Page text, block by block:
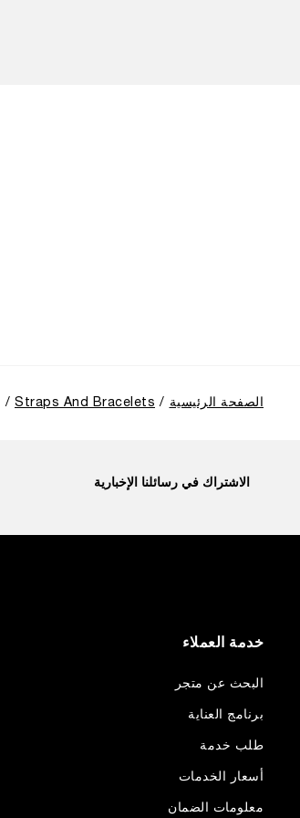
الصفحة الرئيسية Straps And Bracelets
الاشتراك في رسائلنا الإخبارية
خدمة العملاء
البحث عن متجر
برنامج العناية
طلب خدمة
أسعار الخدمات
معلومات الضمان